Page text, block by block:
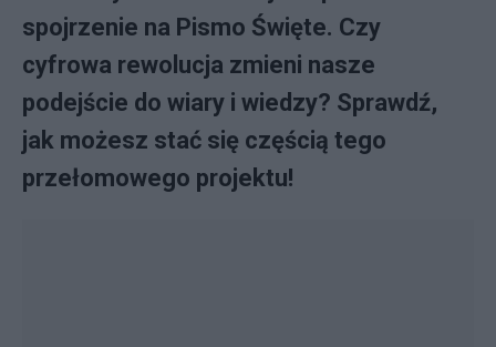
spojrzenie na Pismo Święte. Czy
cyfrowa rewolucja zmieni nasze
podejście do wiary i wiedzy? Sprawdź,
jak możesz stać się częścią tego
przełomowego projektu!